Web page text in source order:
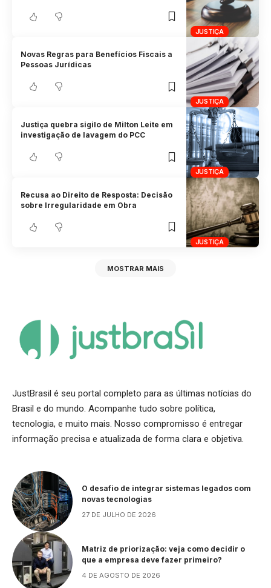
JUSTIÇA
JUSTIÇA
Novas Regras para Benefícios Fiscais a
Pessoas Jurídicas
JUSTIÇA
Justiça quebra sigilo de Milton Leite em
investigação de lavagem do PCC
JUSTIÇA
Recusa ao Direito de Resposta: Decisão
sobre Irregularidade em Obra
MOSTRAR MAIS
JustBrasil é seu portal completo para as últimas notícias do
Brasil e do mundo. Acompanhe tudo sobre política,
tecnologia, e muito mais. Nosso compromisso é entregar
informação precisa e atualizada de forma clara e objetiva.
O desafio de integrar sistemas legados com
novas tecnologias
27 DE JULHO DE 2026
Matriz de priorização: veja como decidir o
que a empresa deve fazer primeiro?
4 DE AGOSTO DE 2026